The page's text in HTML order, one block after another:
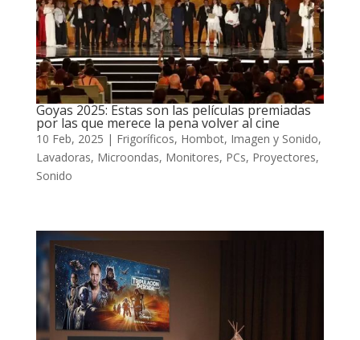
Goyas 2025: Estas son las películas premiadas
por las que merece la pena volver al cine
10 Feb, 2025 | Frigoríficos, Hombot, Imagen y Sonido,
Lavadoras, Microondas, Monitores, PCs, Proyectores,
Sonido